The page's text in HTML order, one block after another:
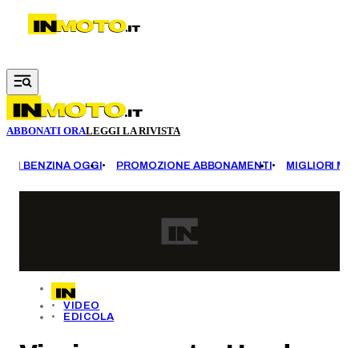
Vai al contenuto principale
ABBONATI ORALEGGI LA RIVISTA
BENZINA OGGI PROMOZIONE ABBONAMENTI MIGLIORI
VIDEO
EDICOLA